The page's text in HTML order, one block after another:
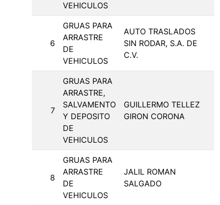
VEHICULOS
6
GRUAS PARA
ARRASTRE
DE
VEHICULOS
AUTO TRASLADOS
SIN RODAR, S.A. DE
C.V.
7
GRUAS PARA
ARRASTRE,
SALVAMENTO
Y DEPOSITO
DE
VEHICULOS
GUILLERMO TELLEZ
GIRON CORONA
8
GRUAS PARA
ARRASTRE
DE
VEHICULOS
JALIL ROMAN
SALGADO